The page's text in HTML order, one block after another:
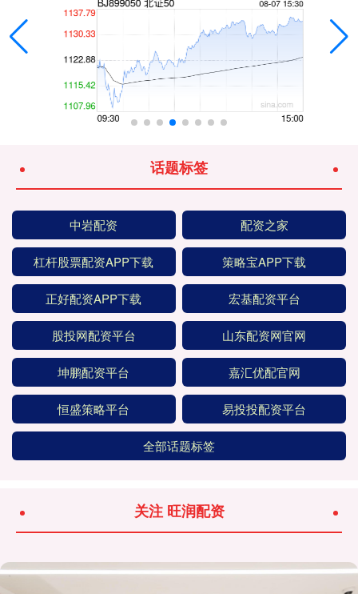
话题标签
中岩配资 配资之家
杠杆股票配资APP下载 策略宝APP下载
正好配资APP下载 宏基配资平台
股投网配资平台 山东配资网官网
坤鹏配资平台 嘉汇优配官网
恒盛策略平台 易投投配资平台
全部话题标签
关注 旺润配资